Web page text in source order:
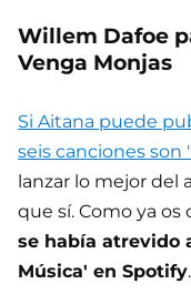
Willem Dafoe
Venga Monjas
Si Aitana puede
seis canciones son
lanzar lo mejor del
que sí. Como ya
se había atrevido
Música' en Spotify